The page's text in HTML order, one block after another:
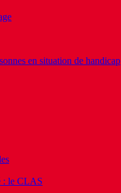
en situation de handicap
: le CLAS